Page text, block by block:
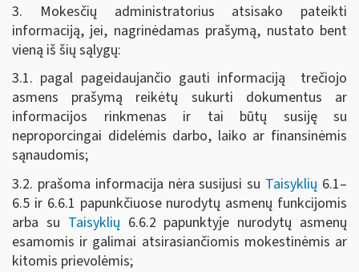
3. Mokesčių administratorius atsisako pateikti
informaciją, jei, nagrinėdamas prašymą, nustato bent
vieną iš šių sąlygų:
3.1. pagal pageidaujančio gauti informaciją trečiojo
asmens prašymą reikėtų sukurti dokumentus ar
informacijos rinkmenas ir tai būtų susiję su
neproporcingai didelėmis darbo, laiko ar finansinėmis
sąnaudomis;
3.2. prašoma informacija nėra susijusi su Taisyklių 6.1–
6.5 ir 6.6.1 papunkčiuose nurodytų asmenų funkcijomis
arba su Taisyklių 6.6.2 papunktyje nurodytų asmenų
esamomis ir galimai atsirasiančiomis mokestinėmis ar
kitomis prievolėmis;